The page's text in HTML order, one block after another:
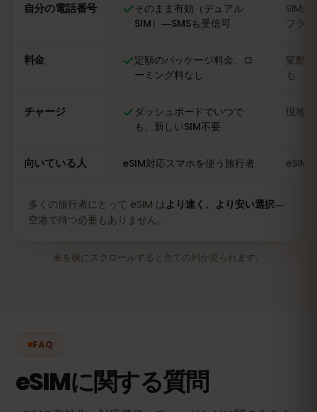
自分の電話番号
そのまま有効（デュアル
SIM）―SMSも受信可
SIM
フラ
料金
定額のパッケージ料金、ロ
ーミング料なし
変動
も
チャージ
ダッシュボードでいつで
も、新しいSIM不要
現地
向いている人 eSIM対応スマホを使う旅行者 eSIM
多くの旅行者にとって eSIM は より速く、より安い選択―
空港で待つ必要もありません。
表を横にスクロールすると全ての列が見られます。
FAQ
eSIMに関する質問